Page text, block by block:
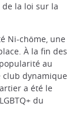
la loi sur la
Ni-chōme, une
À la fin des
au
club dynamique
a été le
du